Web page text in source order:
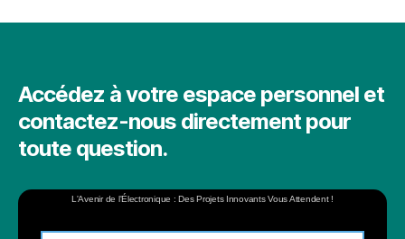
Accédez à votre espace personnel et
contactez-nous directement pour
toute question.
L'Avenir de l'Électronique : Des Projets Innovants Vous Attendent !